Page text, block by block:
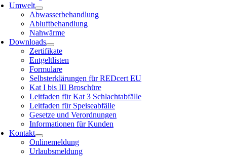
Umwelt
Abwasserbehandlung
Abluftbehandlung
Nahwärme
Downloads
Zertifikate
Entgeltlisten
Formulare
Selbsterklärungen für REDcert EU
Kat I bis III Broschüre
Leitfaden für Kat 3 Schlachtabfälle
Leitfaden für Speiseabfälle
Gesetze und Verordnungen
Informationen für Kunden
Kontakt
Onlinemeldung
Urlaubsmeldung